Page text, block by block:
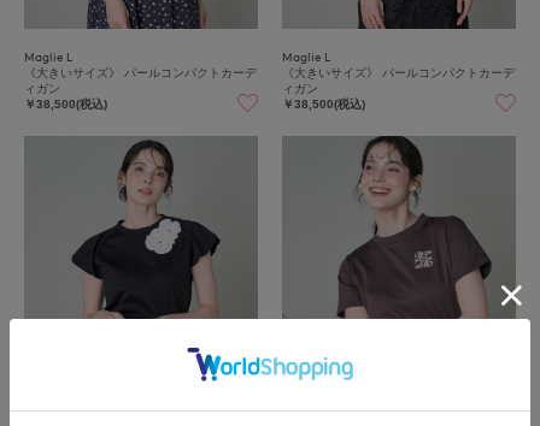
Maglie L
《大きいサイズ》 パールコンパクトカーデ
ィガン
￥38,500(税込)
Maglie L
《大きいサイズ》 パールコンパクトカーデ
ィガン
￥38,500(税込)